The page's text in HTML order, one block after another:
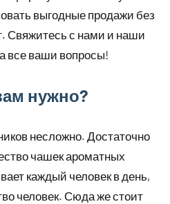
выгодные продажи без
Свяжитесь с нами и наши
все ваши вопросы!
нужно?
несложно. Достаточно
чашек ароматных
каждый человек в день,
человек. Сюда же стоит